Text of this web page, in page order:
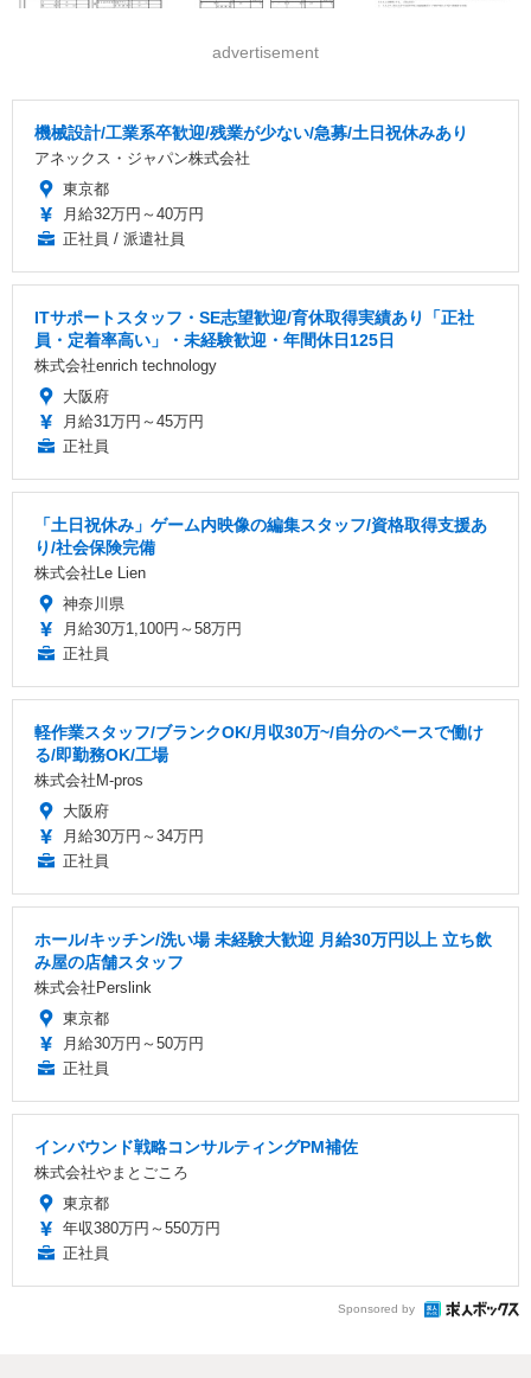
advertisement
機械設計/工業系卒歓迎/残業が少ない/急募/土日祝休みあり
アネックス・ジャパン株式会社
東京都
月給32万円～40万円
正社員 / 派遣社員
ITサポートスタッフ・SE志望歓迎/育休取得実績あり「正社
員・定着率高い」・未経験歓迎・年間休日125日
株式会社enrich technology
大阪府
月給31万円～45万円
正社員
「土日祝休み」ゲーム内映像の編集スタッフ/資格取得支援あ
り/社会保険完備
株式会社Le Lien
神奈川県
月給30万1,100円～58万円
正社員
軽作業スタッフ/ブランクOK/月収30万~/自分のペースで働け
る/即勤務OK/工場
株式会社M-pros
大阪府
月給30万円～34万円
正社員
ホール/キッチン/洗い場 未経験大歓迎 月給30万円以上 立ち飲
み屋の店舗スタッフ
株式会社Perslink
東京都
月給30万円～50万円
正社員
インバウンド戦略コンサルティングPM補佐
株式会社やまとごころ
東京都
年収380万円～550万円
正社員
Sponsored by